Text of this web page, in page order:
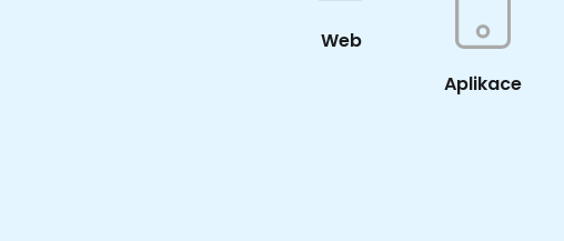
Web
Aplikace